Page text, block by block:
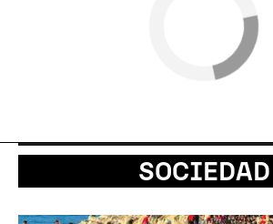
SOCIEDAD